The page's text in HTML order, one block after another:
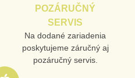
POZÁRUČNÝ
SERVIS
Na dodané zariadenia
poskytujeme záručný aj
pozáručný servis.